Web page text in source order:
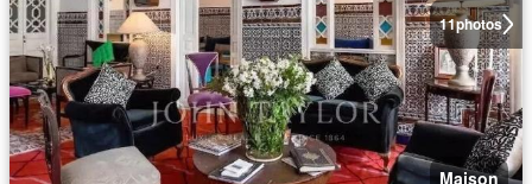
11photos
Maison